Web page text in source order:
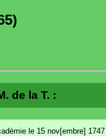
de la T. :
le 15 nov[embre] 1747